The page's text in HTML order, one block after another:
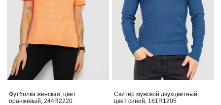
Футболка женская, цвет
оранжевый, 244R2220
Свитер мужской двухцветный,
цвет синий, 161R1205